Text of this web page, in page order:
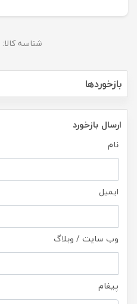
شناسه کالا:
بازخوردها
ارسال بازخورد
نام
ایمیل
وب سایت / وبلاگ
پیغام